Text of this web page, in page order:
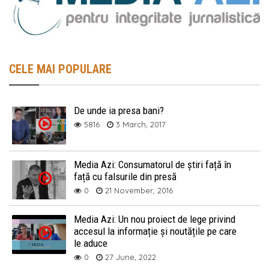
CELE MAI POPULARE
De unde ia presa bani?
5816 3 March, 2017
Media Azi: Consumatorul de știri față în
față cu falsurile din presă
0 21 November, 2016
Media Azi: Un nou proiect de lege privind
accesul la informație și noutățile pe care
le aduce
0 27 June, 2022